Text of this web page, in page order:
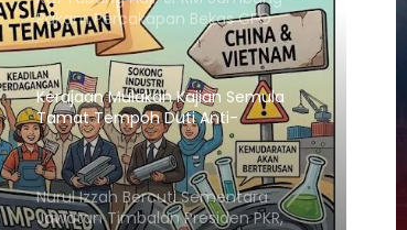
Tamat Tempoh Duti Anti-
Lambakan Import Gegelung Keluli
China, Vietnam
Nurul Izzah Bercuti Sementara
Jawatan Timbalan Presiden PKR,
Saifuddin Pemangku Tugas
Penutupan Pangkalan Haram Beri
Impak Besar, Kes Penyeludupan